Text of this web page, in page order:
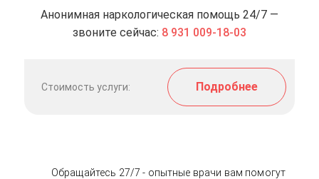
Анонимная наркологическая помощь 24/7 —
звоните сейчас: 8 931 009-18-03
Стоимость услуги: Подробнее
Обращайтесь 27/7 - опытные врачи вам помогут